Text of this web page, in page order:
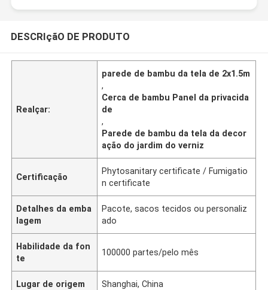
DESCRIçãO DE PRODUTO
Realçar:
parede de bambu da tela de 2x1.5m
,
Cerca de bambu Panel da privacida
de
,
Parede de bambu da tela da decor
ação do jardim do verniz
Certificação
Phytosanitary certificate / Fumigatio
n certificate
Detalhes da emba
lagem
Pacote, sacos tecidos ou personaliz
ado
Habilidade da fon
te
100000 partes/pelo mês
Lugar de origem Shanghai, China